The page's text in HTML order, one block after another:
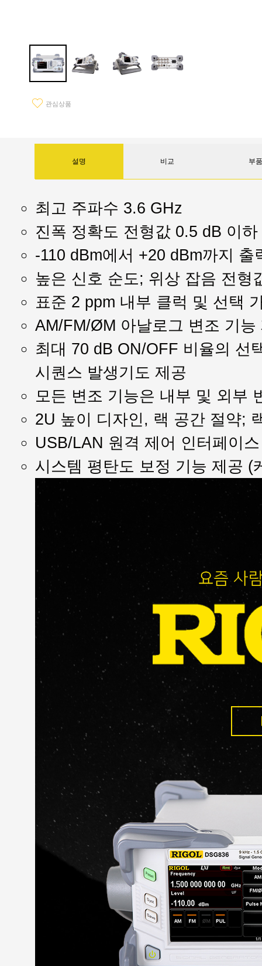
관심상품
설명 비교 부품
최고 주파수 3.6 GHz
진폭 정확도 전형값 0.5 dB 이하
-110 dBm에서 +20 dBm까지 출
높은 신호 순도; 위상 잡음 전형
표준 2 ppm 내부 클럭 및 선택
AM/FM/ØM 아날로그 변조 기능
최대 70 dB ON/OFF 비율의 선
시퀀스 발생기도 제공
모든 변조 기능은 내부 및 외부
2U 높이 디자인, 랙 공간 절약;
USB/LAN 원격 제어 인터페이
시스템 평탄도 보정 기능 제공 (